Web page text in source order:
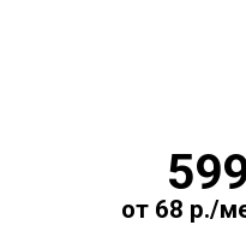
от 68 р./